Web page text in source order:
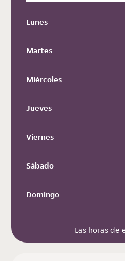
Lunes
Martes
Miércoles
Jueves
Viernes
Sábado
Domingo
Las horas de